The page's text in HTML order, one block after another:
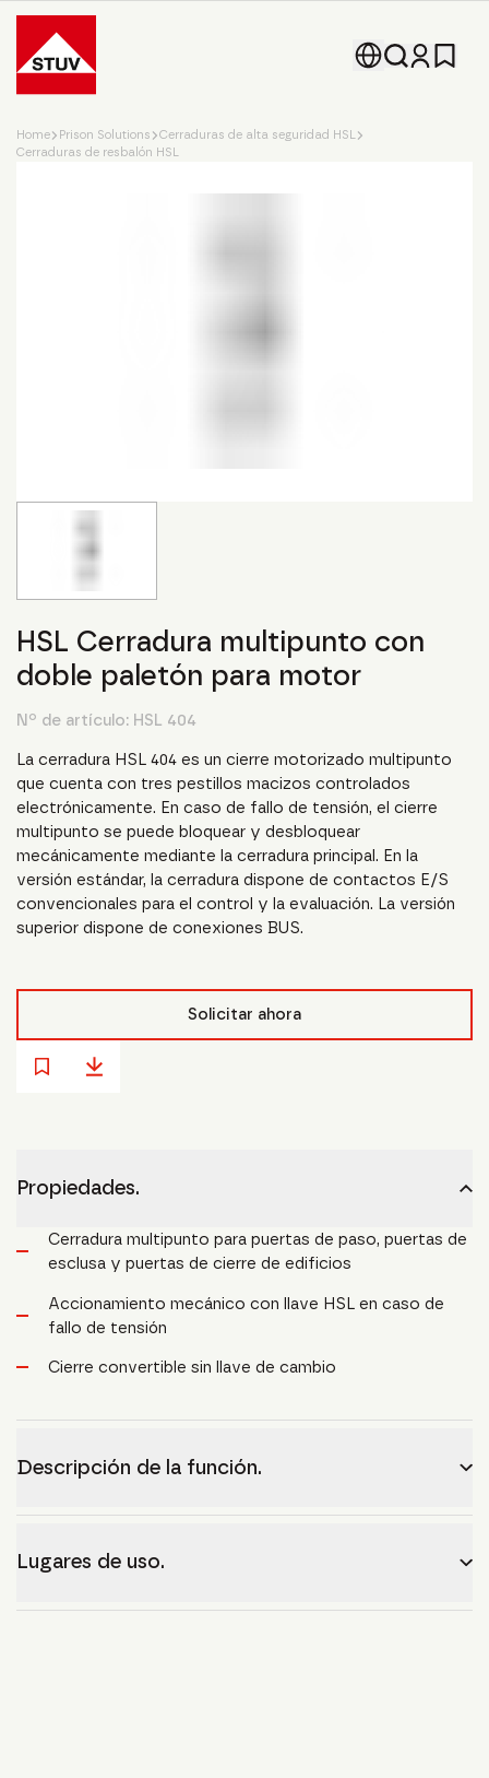
Go To the Homepage
Home Prison Solutions
Cerraduras de alta seguridad HSL
Cerraduras de resbalón HSL
HSL Cerradura multipunto con
doble paletón para motor
Nº de artículo: HSL 404
La cerradura HSL 404 es un cierre motorizado multipunto
que cuenta con tres pestillos macizos controlados
electrónicamente. En caso de fallo de tensión, el cierre
multipunto se puede bloquear y desbloquear
mecánicamente mediante la cerradura principal. En la
versión estándar, la cerradura dispone de contactos E/S
convencionales para el control y la evaluación. La versión
superior dispone de conexiones BUS.
Solicitar ahora
Propiedades.
Cerradura multipunto para puertas de paso, puertas de
esclusa y puertas de cierre de edificios
Accionamiento mecánico con llave HSL en caso de
fallo de tensión
Cierre convertible sin llave de cambio
Descripción de la función.
Lugares de uso.